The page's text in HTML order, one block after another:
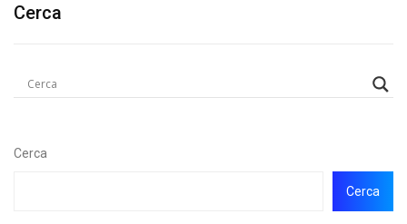
Cerca
Cerca
Cerca